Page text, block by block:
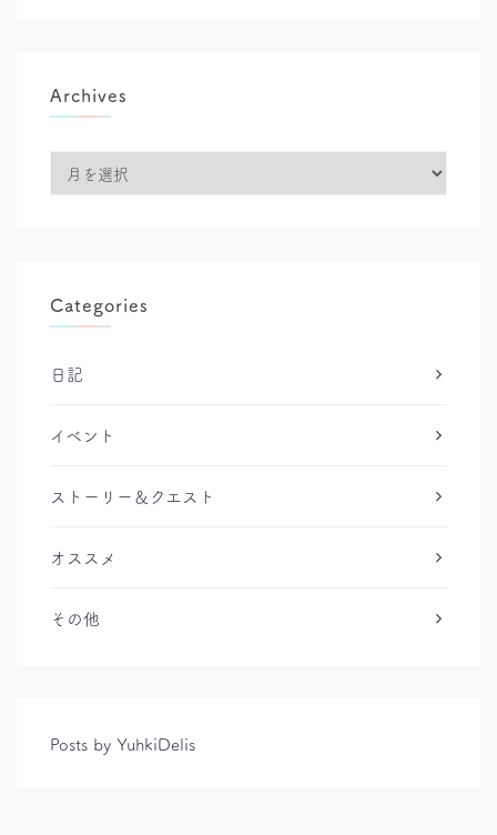
Archives
Categories
日記
イベント
ストーリー＆クエスト
オススメ
その他
Posts by YuhkiDelis